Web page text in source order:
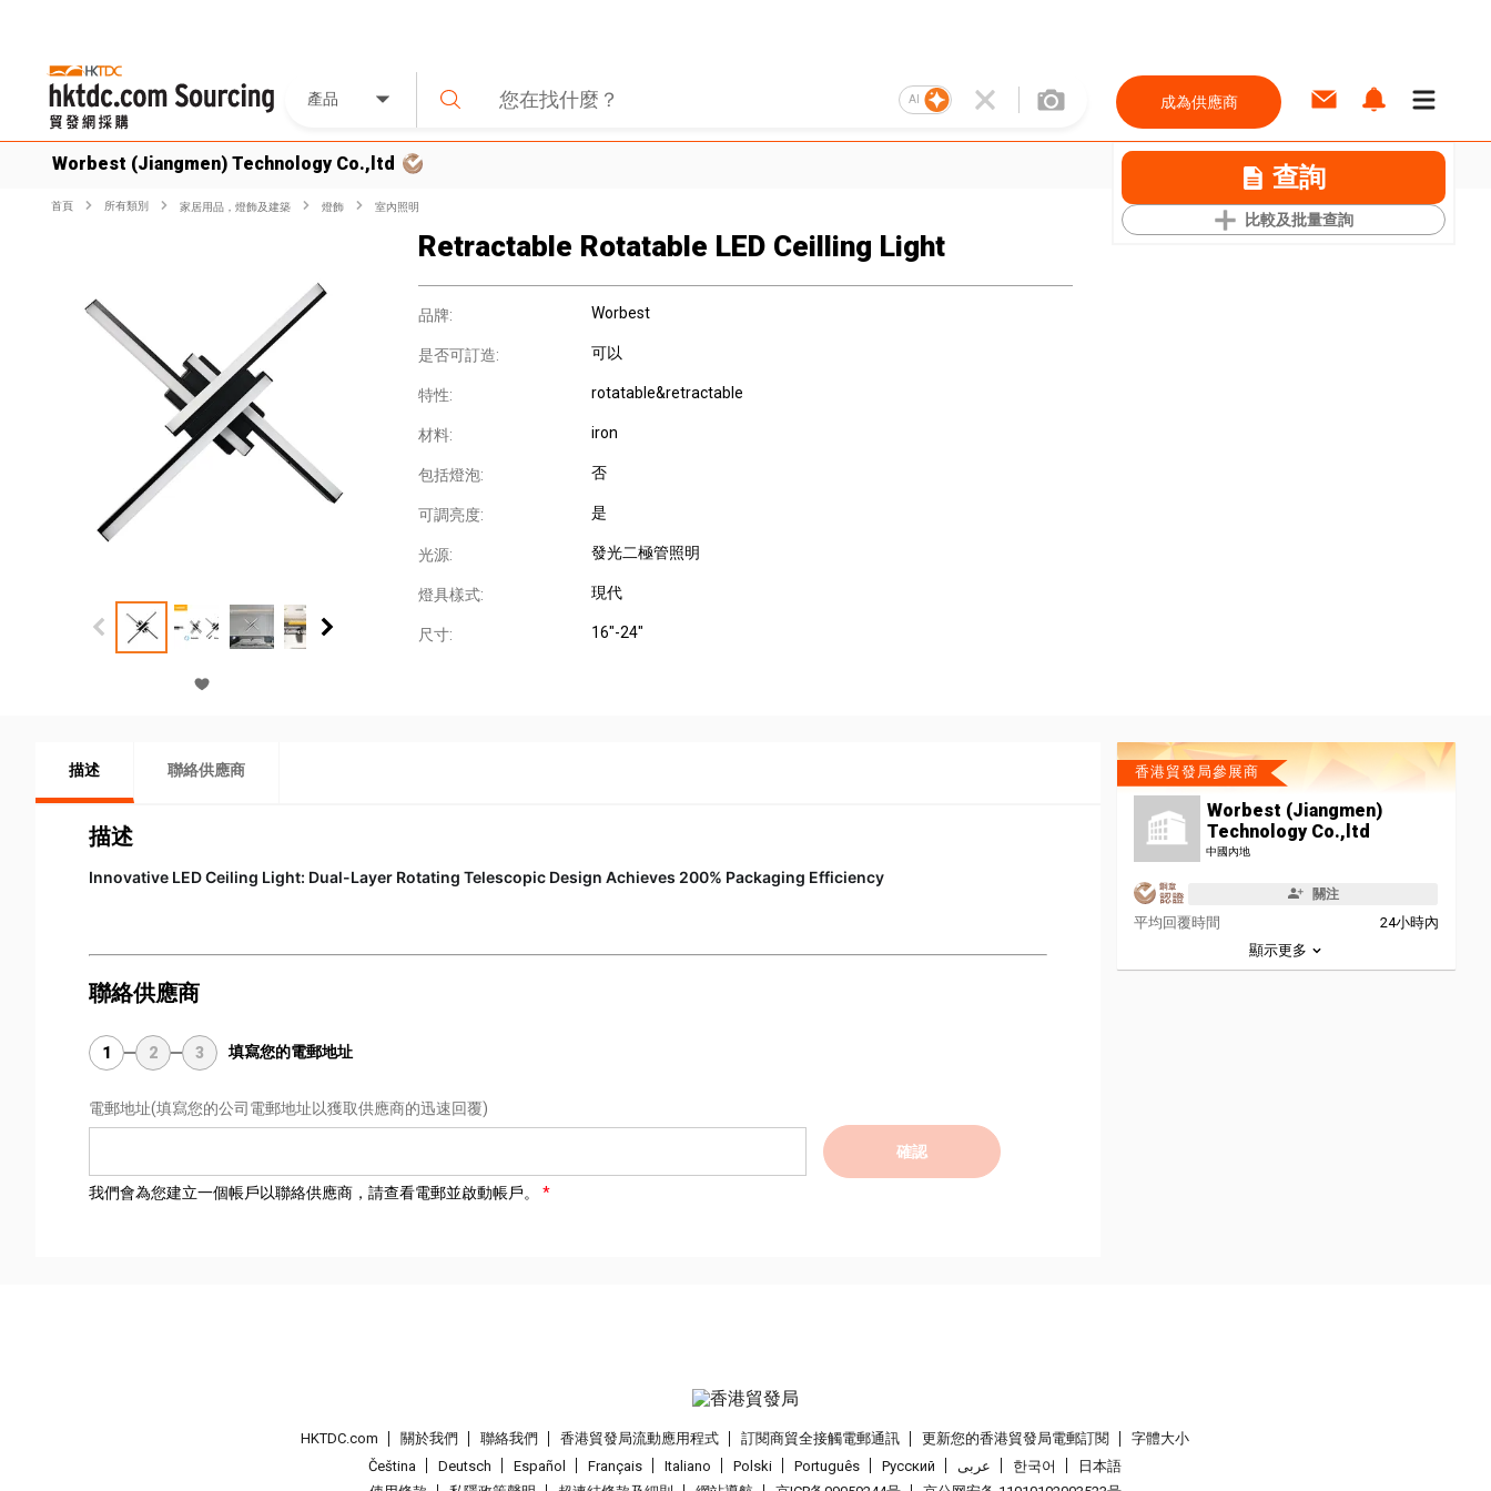
產品 AI 成為供應商
Worbest (Jiangmen) Technology Co.,ltd 查詢
比較及批量查詢
首頁 所有類別 家居用品，燈飾及建築 燈飾 室內照明
Retractable Rotatable LED Ceilling Light
品牌: Worbest
是否可訂造: 可以
特性: rotatable&retractable
材料: iron
包括燈泡: 否
可調亮度: 是
光源: 發光二極管照明
燈具樣式: 現代
尺寸: 16"-24"
描述 聯絡供應商
描述
Innovative LED Ceiling Light: Dual-Layer Rotating Telescopic Design Achieves 200% Packaging Efficiency
聯絡供應商
1 2 3 填寫您的電郵地址
電郵地址(填寫您的公司電郵地址以獲取供應商的迅速回覆)
確認
我們會為您建立一個帳戶以聯絡供應商，請查看電郵並啟動帳戶。
香港貿發局參展商
Worbest (Jiangmen)
Technology Co.,ltd
中國內地
關注
平均回覆時間
24小時內
顯示更多
HKTDC.com 關於我們 聯絡我們 香港貿發局流動應用程式 訂閱商貿全接觸電郵通訊 更新您的香港貿發局電郵訂閱
字體大小
Čeština
Deutsch Español Français Italiano Polski Português Pусский عربى 한국어
日本語